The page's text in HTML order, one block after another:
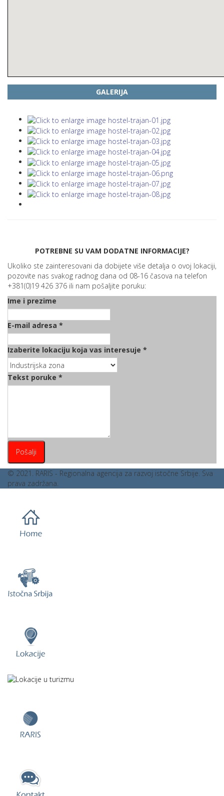
GALERIJA
POTREBNE SU VAM DODATNE INFORMACIJE?
Ukoliko ste zainteresovani da dobijete više detalja o ovoj lokaciji,
pozovite nas svakog radnog dana od 08-16 časova na telefon
+381(0)19 426 376 ili nam pošaljite poruku:
Ime i prezime
E-mail adresa *
Izaberite lokaciju koja vas interesuje *
Tekst poruke *
Pošalji
© 2021. RARIS - Regionalna agencija za razvoj istočne Srbije. Sva
prava zadržana.